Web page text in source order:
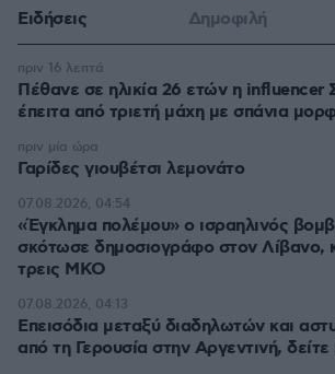
Ειδήσεις Δημοφιλή
Πέθανε σε ηλικία 26 ετών η influencer
έπειτα από τριετή μάχη με σπάνια
πριν 16 λεπτά
Γαρίδες γιουβέτσι λεμονάτο
πριν μία ώρα
«Έγκλημα πολέμου» ο ισραηλινός
σκότωσε δημοσιογράφο στον Λίβανο,
τρεις ΜΚΟ
07.08.2026, 04:54
Επεισόδια μεταξύ διαδηλωτών και
από τη Γερουσία στην Αργεντινή, δείτε
07.08.2026, 04:13